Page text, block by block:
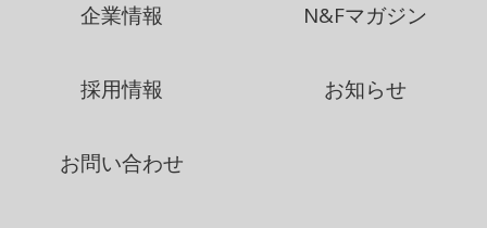
企業情報 N&Fマガジン
採用情報 お知らせ
お問い合わせ